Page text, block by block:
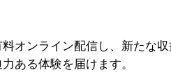
オンライン配信し、新たな
ある体験を届けます。